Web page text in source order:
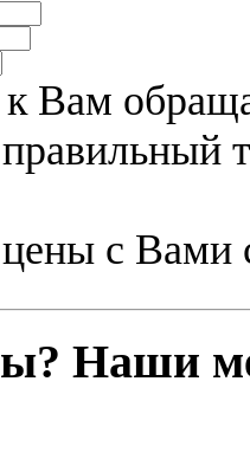
Вам
с Вами
Наши